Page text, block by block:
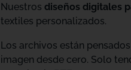
Nuestros diseños digitales
textiles personalizados.
Los archivos están
imagen desde cero. Solo